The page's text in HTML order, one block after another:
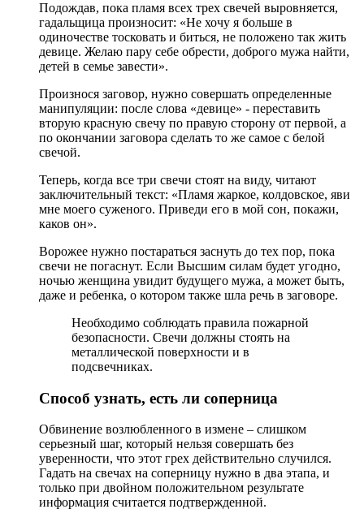
Подождав, пока пламя всех трех свечей выровняется,
гадальщица произносит: «Не хочу я больше в
одиночестве тосковать и биться, не положено так жить
девице. Желаю пару себе обрести, доброго мужа найти,
детей в семье завести».
Произнося заговор, нужно совершать определенные
манипуляции: после слова «девице» - переставить
вторую красную свечу по правую сторону от первой, а
по окончании заговора сделать то же самое с белой
свечой.
Теперь, когда все три свечи стоят на виду, читают
заключительный текст: «Пламя жаркое, колдовское, яви
мне моего суженого. Приведи его в мой сон, покажи,
каков он».
Ворожее нужно постараться заснуть до тех пор, пока
свечи не погаснут. Если Высшим силам будет угодно,
ночью женщина увидит будущего мужа, а может быть,
даже и ребенка, о котором также шла речь в заговоре.
Необходимо соблюдать правила пожарной
безопасности. Свечи должны стоять на
металлической поверхности и в
подсвечниках.
Способ узнать, есть ли соперница
Обвинение возлюбленного в измене – слишком
серьезный шаг, который нельзя совершать без
уверенности, что этот грех действительно случился.
Гадать на свечах на соперницу нужно в два этапа, и
только при двойном положительном результате
информация считается подтвержденной.